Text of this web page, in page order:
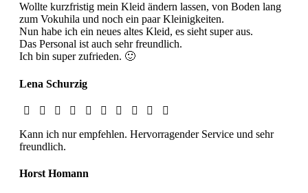
Wollte kurzfristig mein Kleid ändern lassen, von Boden lang
zum Vokuhila und noch ein paar Kleinigkeiten.
Nun habe ich ein neues altes Kleid, es sieht super aus.
Das Personal ist auch sehr freundlich.
Ich bin super zufrieden. 🙂
Lena Schurzig
Kann ich nur empfehlen. Hervorragender Service und sehr
freundlich.
Horst Homann